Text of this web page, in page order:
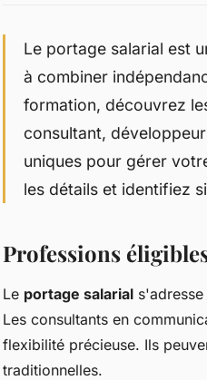
Le portage salarial est
à combiner
formation, découvrez
consultant,
uniques pour gérer
les détails et identifiez
Professions
Le portage salarial
Les consultants en
flexibilité précieuse. Ils
traditionnelles.